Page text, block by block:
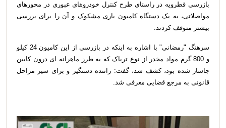
بازرسی قطرویه در راستای طرح کنترل خودروهای عبوری در محورهای
مواصلاتی، به یک دستگاه کامیون باری مشکوک و آن را برای بررسی
بیشتر متوقف کردند.
سرهنگ "رمضانی" با اشاره به اینکه در بازرسی از این کامیون 24 کیلو
و 800 گرم مواد مخدر از نوع تریاک که به طرز ماهرانه ای درون کابین
جاساز شده بود، کشف شد، گفت: راننده دستگیر و برای سیر مراحل
قانونی به مرجع قضایی معرفی شد.